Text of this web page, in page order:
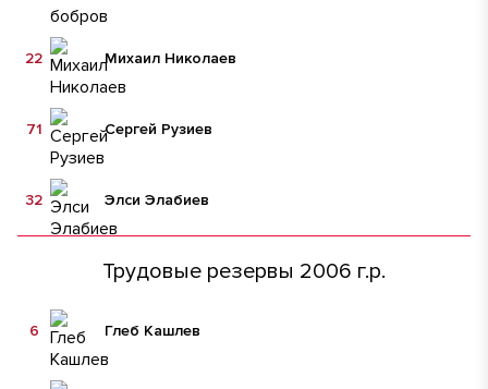
Михаил Николаев
22
Сергей Рузиев
71
Элси Элабиев
32
Трудовые резервы 2006 г.р.
Глеб Кашлев
6